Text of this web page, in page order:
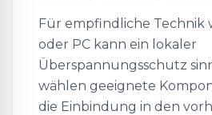
Für empfindliche Technik
oder PC kann ein lokaler
Überspannungsschutz
wählen geeignete
die Einbindung in den